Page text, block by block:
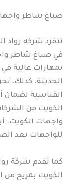
صباغ شاطر
تتفرد شركة رواد
في صباغ شاطر
بمهارات عالية في
الحديثة. كذلك،
القياسية لضمان
الكويت من
واجهات الكويت.
للواجهات بعد
كما تقدم شركة
الكويت بمزيج من